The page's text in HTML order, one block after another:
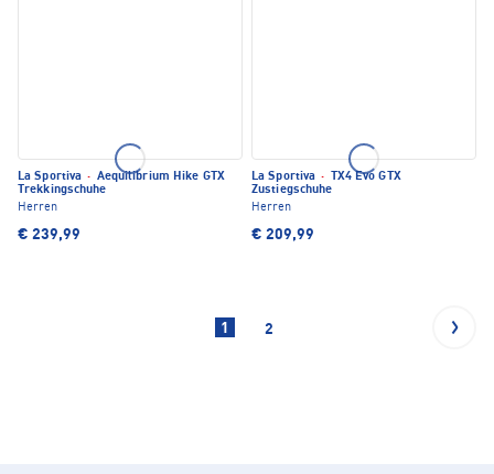
La Sportiva · Aequilibrium Hike GTX
Trekkingschuhe
Herren
€ 239,99
La Sportiva ·
TX4 Evo GTX
Zustiegschuhe
Herren
€ 209,99
1 2